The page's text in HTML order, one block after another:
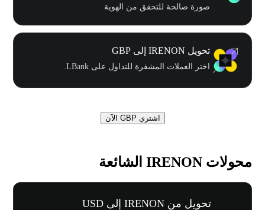
صورة صالحة للتحقق من الهوية
تحويل IRENON إلى GBP
اختر العملات المشفرة للتداول على LBank.
اشتري GBP الآن
محولات IRENON الشائعة
تحويل من IRENON إلى USD